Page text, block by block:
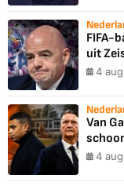
FIFA-
uit
4
Van
4